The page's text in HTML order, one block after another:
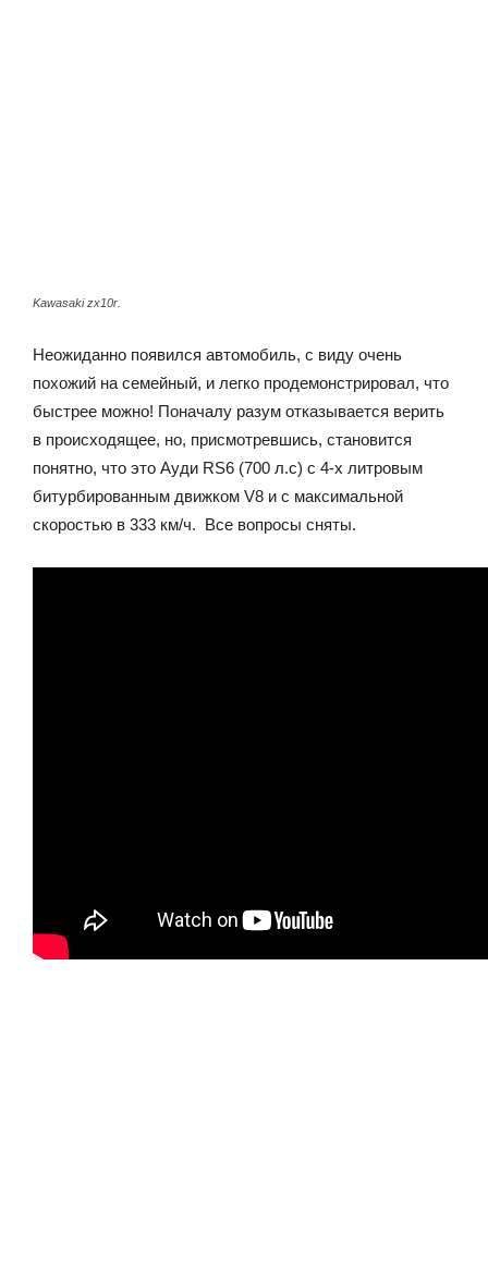
Kawasaki zx10r.
Неожиданно появился автомобиль, с виду очень
похожий на семейный, и легко продемонстрировал, что
быстрее можно! Поначалу разум отказывается верить
в происходящее, но, присмотревшись, становится
понятно, что это Ауди RS6 (700 л.с) с 4-х литровым
битурбированным движком V8 и с максимальной
скоростью в 333 км/ч. Все вопросы сняты.